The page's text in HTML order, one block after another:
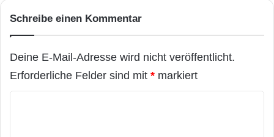
Schreibe einen Kommentar
Deine E-Mail-Adresse wird nicht veröffentlicht.
Erforderliche Felder sind mit * markiert